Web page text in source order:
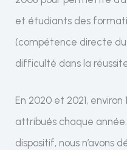
et étudiants des
(compétence directe du
difficulté dans la
En 2020 et 2021,
attribués chaque
dispositif, nous n’avons